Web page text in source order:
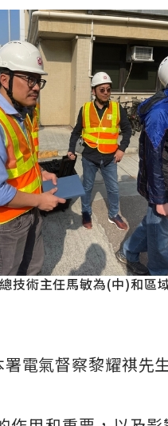
術主任馬敏為(中)和區
電氣督察黎耀祺